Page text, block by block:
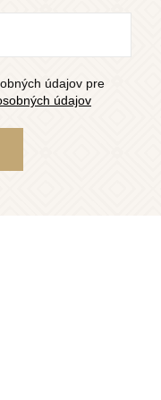
údajov pre
údajov